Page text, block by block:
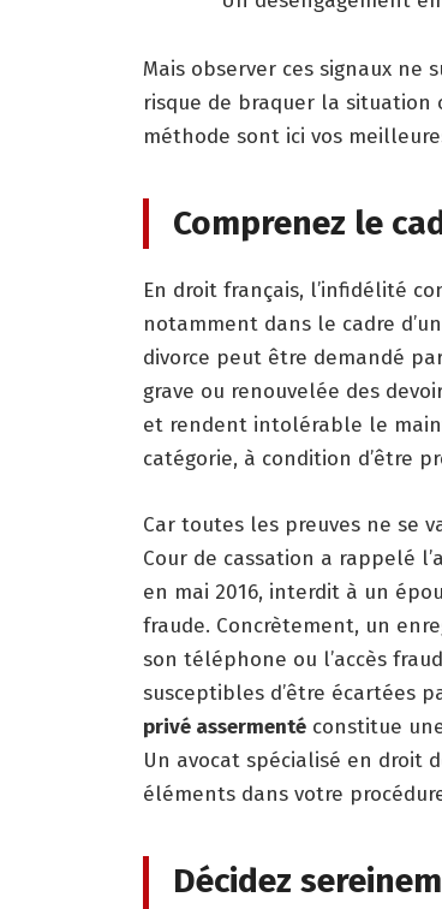
Mais observer ces signaux
risque de braquer la
méthode sont ici vos
Comprenez le
En droit français, l’infidélité
notamment dans le cadre
divorce peut être demandé
grave ou renouvelée des
et rendent intolérable le
catégorie, à condition d’être
Car toutes les preuves ne se
Cour de cassation a rappelé
en mai 2016, interdit à un
fraude. Concrètement, un
son téléphone ou l’accès
susceptibles d’être écartées
privé assermentéconstitue
Un avocat spécialisé en droit
éléments dans votre
Décidez